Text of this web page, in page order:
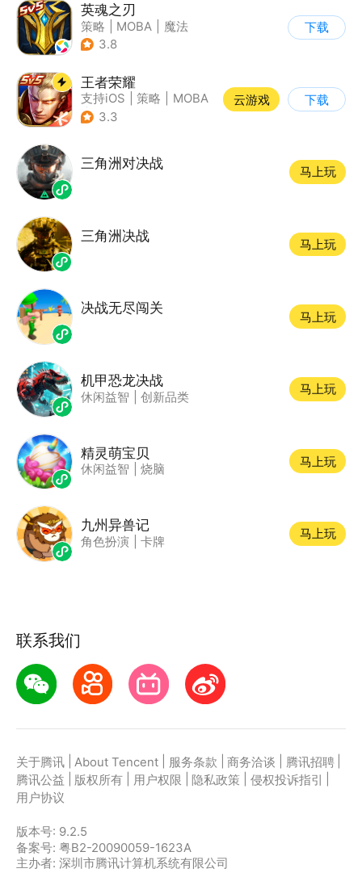
英魂之刃
策略 MOBA
魔法
| 英魂之刃
3.8
下载
王者荣耀
支持iOS 策略
MOBA
| 奇幻
3.3
云游戏 下载
三角洲对决战
马上玩
三角洲决战
马上玩
决战无尽闯关
马上玩
机甲恐龙决战
休闲益智 创新品类
马上玩
精灵萌宝贝
休闲益智 烧脑
马上玩
九州异兽记
角色扮演 卡牌
马上玩
联系我们
关于腾讯 About Tencent 服务条款 商务洽谈 腾讯招聘
腾讯公益
版权所有 用户权限 隐私政策 侵权投诉指引
用户协议
版本号: 9.2.5
备案号: 粤B2-20090059-1623A
主办者: 深圳市腾讯计算机系统有限公司